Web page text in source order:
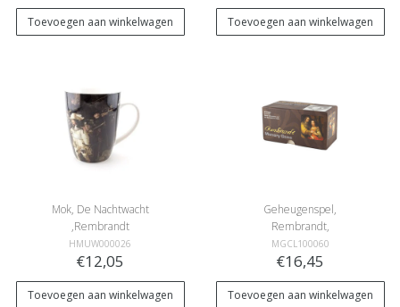
Toevoegen aan winkelwagen Toevoegen aan winkelwagen
Mok, De Nachtwacht
,Rembrandt
HMUW000026
€12,05
Toevoegen aan winkelwagen
Geheugenspel,
Rembrandt,
Meesterwerken
MGCL100060
€16,45
Toevoegen aan winkelwagen